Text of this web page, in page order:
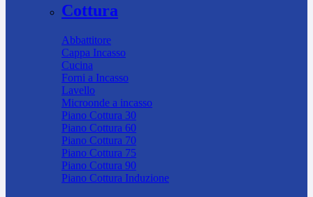
Cottura
Abbattitore
Cappa Incasso
Cucina
Forni a Incasso
Lavello
Microonde a incasso
Piano Cottura 30
Piano Cottura 60
Piano Cottura 70
Piano Cottura 75
Piano Cottura 90
Piano Cottura Induzione